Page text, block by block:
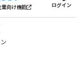
向け機能 ログイン